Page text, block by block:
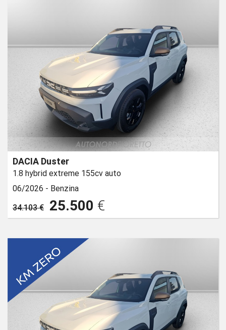
DACIA Duster
1.8 hybrid extreme 155cv auto
06/2026 - Benzina
34.103 €
25.500 €